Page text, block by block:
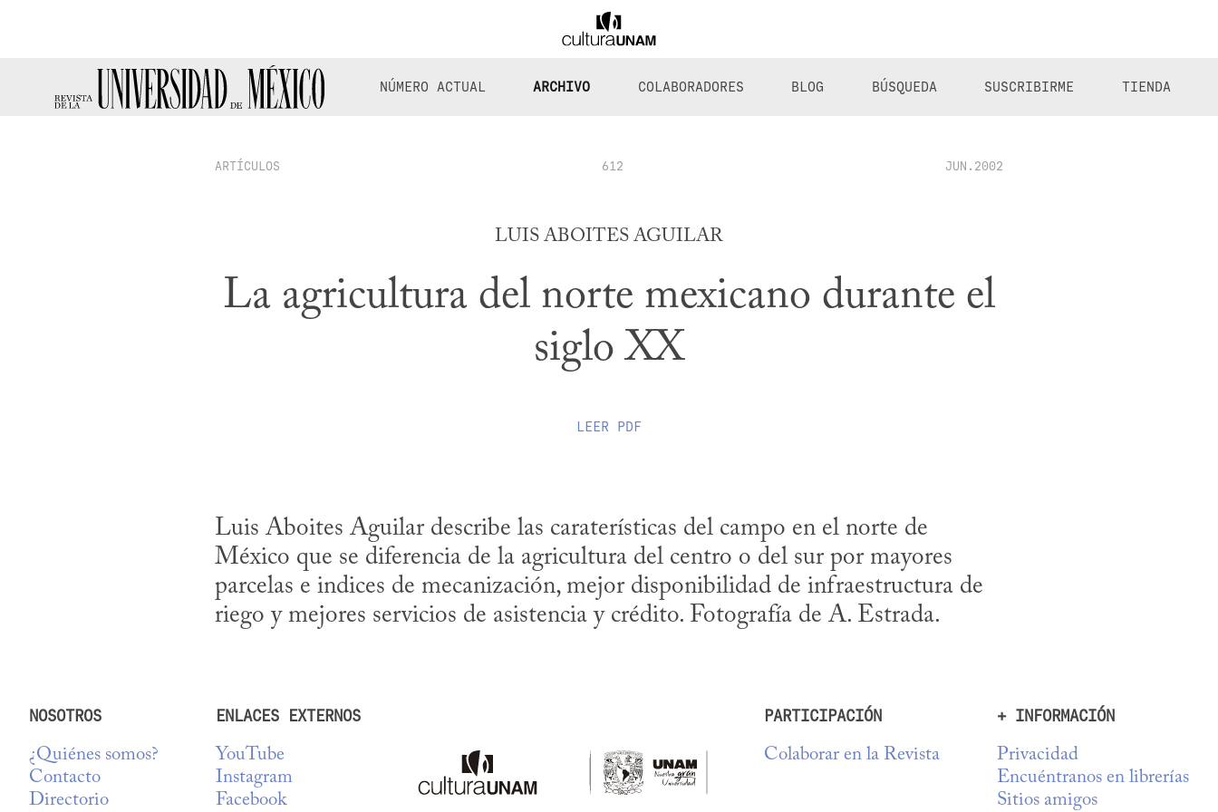
NÚMERO ACTUAL ARCHIVO COLABORADORES BLOG BÚSQUEDA SUSCRIBIRME TIENDA
ARTÍCULOS 612 JUN.2002
LUIS ABOITES AGUILAR
La agricultura del norte mexicano durante el
siglo XX
LEER PDF
Luis Aboites Aguilar describe las caraterísticas del campo en el norte de
México que se diferencia de la agricultura del centro o del sur por mayores
parcelas e indices de mecanización, mejor disponibilidad de infraestructura de
riego y mejores servicios de asistencia y crédito. Fotografía de A. Estrada.
NOSOTROS
¿Quiénes somos?
Contacto
Directorio
ENLACES EXTERNOS
YouTube
Instagram
Facebook
PARTICIPACIÓN
Colaborar en la Revista
+ INFORMACIÓN
Privacidad
Encuéntranos en librerías
Sitios amigos